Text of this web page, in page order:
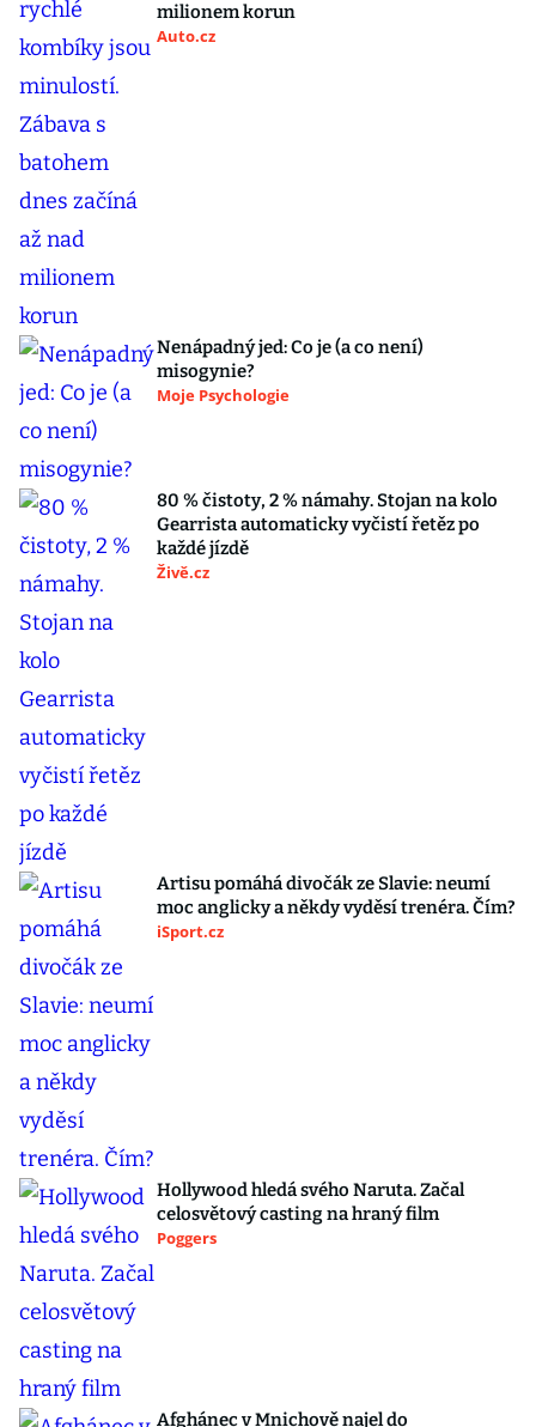
milionem korun
Auto.cz
Nenápadný jed: Co je (a co není)
misogynie?
Moje Psychologie
80 % čistoty, 2 % námahy. Stojan na kolo
Gearrista automaticky vyčistí řetěz po
každé jízdě
Živě.cz
Artisu pomáhá divočák ze Slavie: neumí
moc anglicky a někdy vyděsí trenéra. Čím?
iSport.cz
Hollywood hledá svého Naruta. Začal
celosvětový casting na hraný film
Poggers
Afghánec v Mnichově najel do